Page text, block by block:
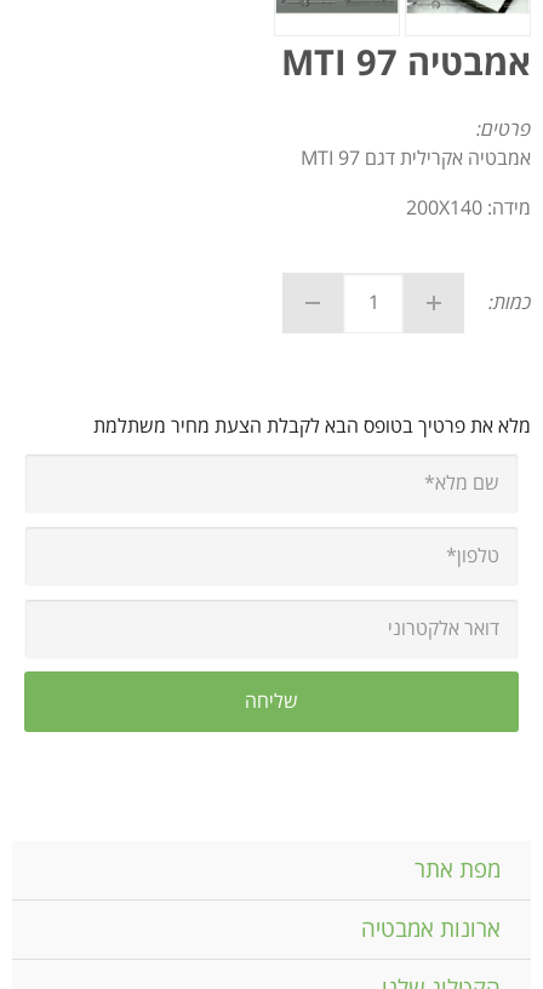
אמבטיה MTI 97
פרטים:
אמבטיה אקרילית דגם MTI 97
מידה: 200X140
כמות:
מלא את פרטיך בטופס הבא לקבלת הצעת מחיר משתלמת
מפת אתר
ארונות אמבטיה